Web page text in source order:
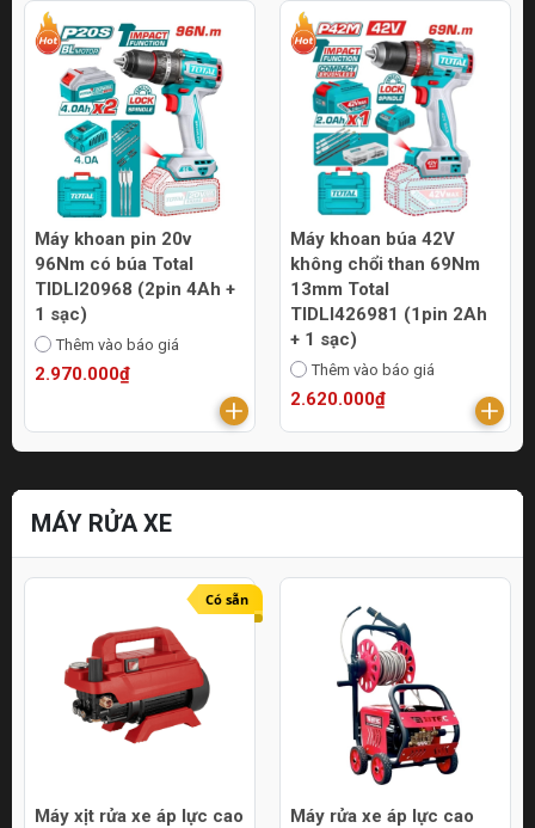
Máy khoan pin 20v
96Nm có búa Total
TIDLI20968 (2pin 4Ah +
1 sạc)
Thêm vào báo giá
2.970.000₫
Máy khoan búa 42V
không chổi than 69Nm
13mm Total
TIDLI426981 (1pin 2Ah
+ 1 sạc)
Thêm vào báo giá
2.620.000₫
MÁY RỬA XE
Có sẵn
Máy xịt rửa xe áp lực cao
Máy rửa xe áp lực cao